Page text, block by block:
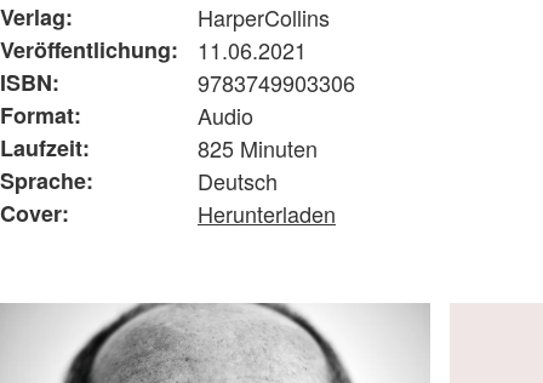
Verlag:
HarperCollins
Veröffentlichung:
11.06.2021
ISBN:
9783749903306
Format:
Audio
Laufzeit:
825 Minuten
Sprache:
Deutsch
Cover:
Herunterladen